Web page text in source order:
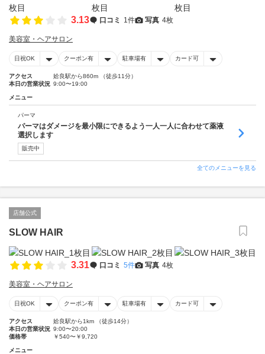
3.13 口コミ 1件 写真 4枚
美容室・ヘアサロン
日祝OK クーポン有 駐車場有 カード可
アクセス
姶良駅から860m （徒歩11分）
本日の営業状況 9:00〜19:00
メニュー
パーマ
パーマはダメージを最小限にできるよう一人一人に合わせて薬液
選択します
販売中
全てのメニューを見る
店舗公式
SLOW HAIR
3.31 口コミ 5件 写真 4枚
美容室・ヘアサロン
日祝OK クーポン有 駐車場有 カード可
アクセス
姶良駅から1km （徒歩14分）
本日の営業状況 9:00〜20:00
価格帯
￥540〜￥9,720
メニュー